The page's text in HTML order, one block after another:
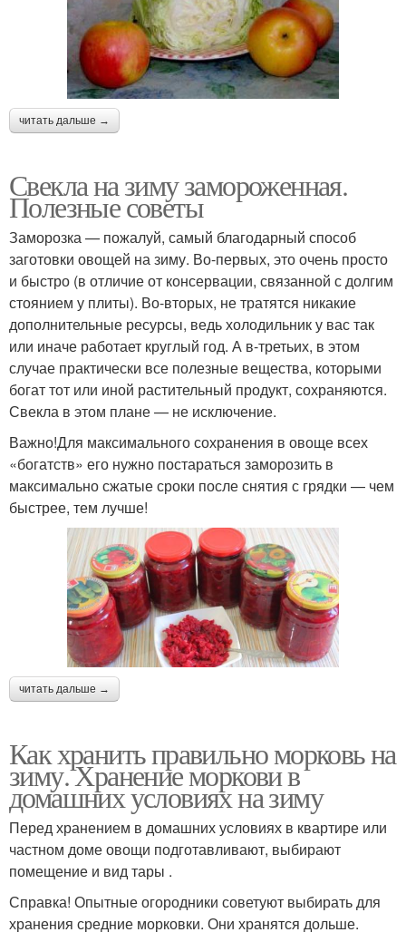
читать дальше →
Свекла на зиму замороженная.
Полезные советы
Заморозка — пожалуй, самый благодарный способ
заготовки овощей на зиму. Во-первых, это очень просто
и быстро (в отличие от консервации, связанной с долгим
стоянием у плиты). Во-вторых, не тратятся никакие
дополнительные ресурсы, ведь холодильник у вас так
или иначе работает круглый год. А в-третьих, в этом
случае практически все полезные вещества, которыми
богат тот или иной растительный продукт, сохраняются.
Свекла в этом плане — не исключение.
Важно!Для максимального сохранения в овоще всех
«богатств» его нужно постараться заморозить в
максимально сжатые сроки после снятия с грядки — чем
быстрее, тем лучше!
читать дальше →
Как хранить правильно морковь на
зиму. Хранение моркови в
домашних условиях на зиму
Перед хранением в домашних условиях в квартире или
частном доме овощи подготавливают, выбирают
помещение и вид тары .
Справка! Опытные огородники советуют выбирать для
хранения средние морковки. Они хранятся дольше.